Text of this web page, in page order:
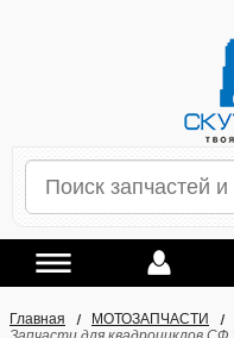
Главная МОТОЗАПЧАСТИ